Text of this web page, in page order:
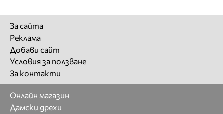
За сайта
Реклама
Добави сайт
Условия за ползване
За контакти
Онлайн магазин
Дамски дрехи